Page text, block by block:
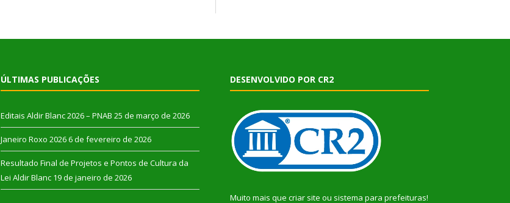
ÚLTIMAS PUBLICAÇÕES
Editais Aldir Blanc 2026 – PNAB 25 de março de 2026
Janeiro Roxo 2026 6 de fevereiro de 2026
Resultado Final de Projetos e Pontos de Cultura da
Lei Aldir Blanc 19 de janeiro de 2026
DESENVOLVIDO POR CR2
Muito mais que criar site ou sistema para prefeituras!